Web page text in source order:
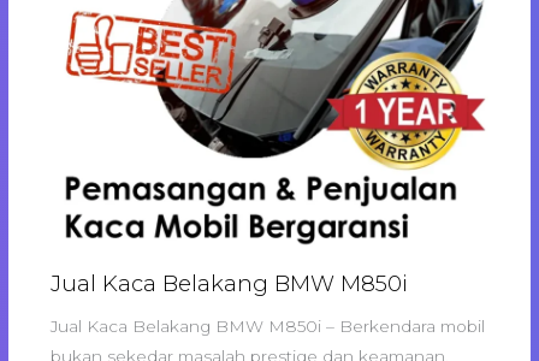
Jual Kaca Belakang BMW M850i
Jual Kaca Belakang BMW M850i – Berkendara mobil
bukan sekedar masalah prestige dan keamanan,